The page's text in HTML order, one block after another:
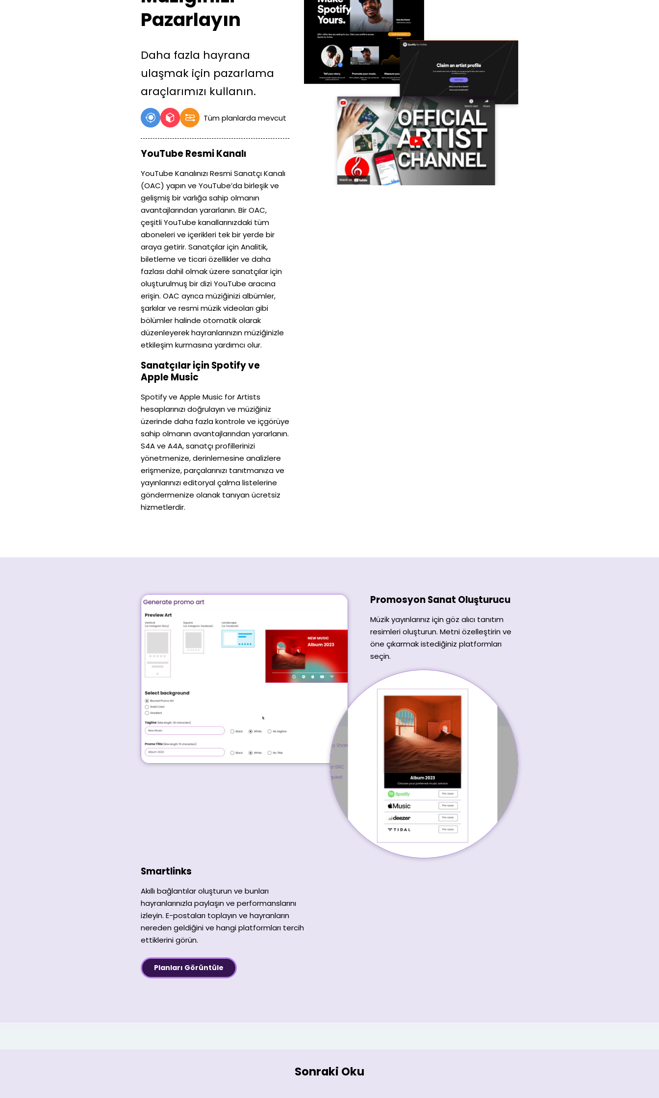
Pazarlayın
Daha fazla hayrana
ulaşmak için pazarlama
araçlarımızı kullanın.
Tüm planlarda mevcut
YouTube Resmi Kanalı
YouTube Kanalınızı Resmi Sanatçı Kanalı
(OAC) yapın ve YouTube’da birleşik ve
gelişmiş bir varlığa sahip olmanın
avantajlarından yararlanın. Bir OAC,
çeşitli YouTube kanallarınızdaki tüm
aboneleri ve içerikleri tek bir yerde bir
araya getirir. Sanatçılar için Analitik,
biletleme ve ticari özellikler ve daha
fazlası dahil olmak üzere sanatçılar için
oluşturulmuş bir dizi YouTube aracına
erişin. OAC ayrıca müziğinizi albümler,
şarkılar ve resmi müzik videoları gibi
bölümler halinde otomatik olarak
düzenleyerek hayranlarınızın müziğinizle
etkileşim kurmasına yardımcı olur.
Sanatçılar için Spotify ve
Apple Music
Spotify ve Apple Music for Artists
hesaplarınızı doğrulayın ve müziğiniz
üzerinde daha fazla kontrole ve içgörüye
sahip olmanın avantajlarından yararlanın.
S4A ve A4A, sanatçı profillerinizi
yönetmenize, derinlemesine analizlere
erişmenize, parçalarınızı tanıtmanıza ve
yayınlarınızı editoryal çalma listelerine
göndermenize olanak tanıyan ücretsiz
hizmetlerdir.
Promosyon Sanat Oluşturucu
Müzik yayınlarınız için göz alıcı tanıtım
resimleri oluşturun. Metni özelleştirin ve
öne çıkarmak istediğiniz platformları
seçin.
Smartlinks
Akıllı bağlantılar oluşturun ve bunları
hayranlarınızla paylaşın ve performanslarını
izleyin. E-postaları toplayın ve hayranların
nereden geldiğini ve hangi platformları tercih
ettiklerini görün.
Planları Görüntüle
Facebook Twitter
Sonraki Oku